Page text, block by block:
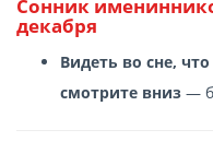
Сонник
декабря
Видеть во сне,
смотрите вниз —